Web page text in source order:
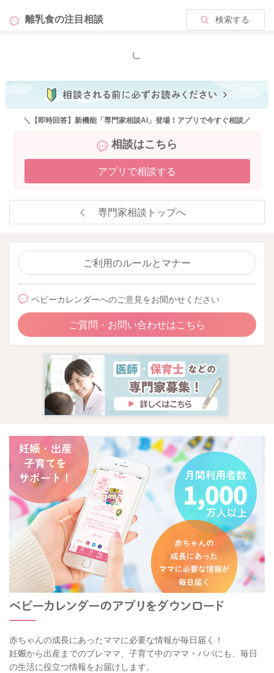
離乳食の注目相談 検索する
もっと見る
＼【即時回答】新機能「専門家相談AI」登場！アプリで今すぐ相談／
相談はこちら
アプリで相談する
専門家相談トップへ
ご利用のルールとマナー
ベビーカレンダーへのご意見をお聞かせください
ご質問・お問い合わせはこちら
赤ちゃんの成長にあったママに必要な情報が毎日届く！
妊娠から出産までのプレママ、子育て中のママ・パパにも、毎日
の生活に役立つ情報をお届けします。